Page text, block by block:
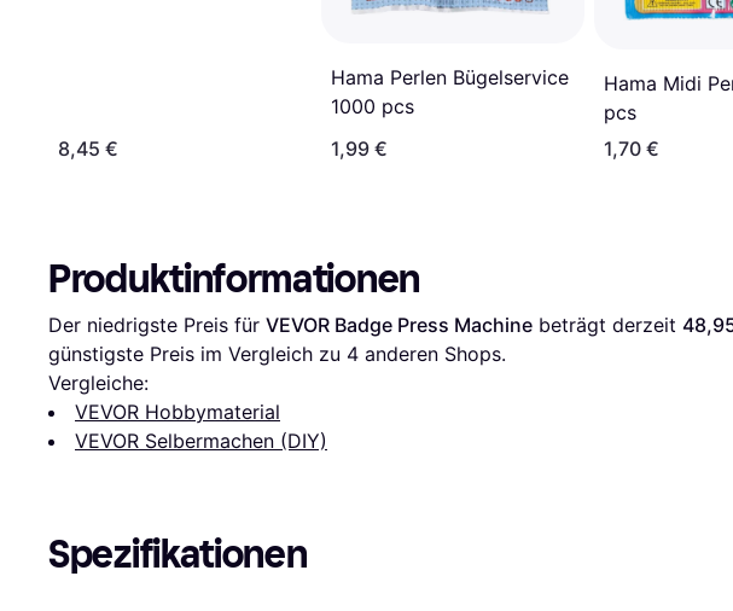
8,45 €
Hama Perlen Bügelservice
1000 pcs
1,99 €
Hama Midi
pcs
1,70 €
Produktinformationen
Der niedrigste Preis für VEVOR Badge Press Machine beträgt derzeit
günstigste Preis im Vergleich zu 4 anderen Shops.
Vergleiche:
VEVOR Hobbymaterial
VEVOR Selbermachen (DIY)
Spezifikationen